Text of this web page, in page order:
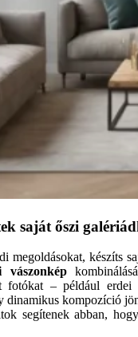
saját őszi
megoldásokat, készíts
vászonkép
fotókat – például erdei
dinamikus kompozíció
segítenek abban,